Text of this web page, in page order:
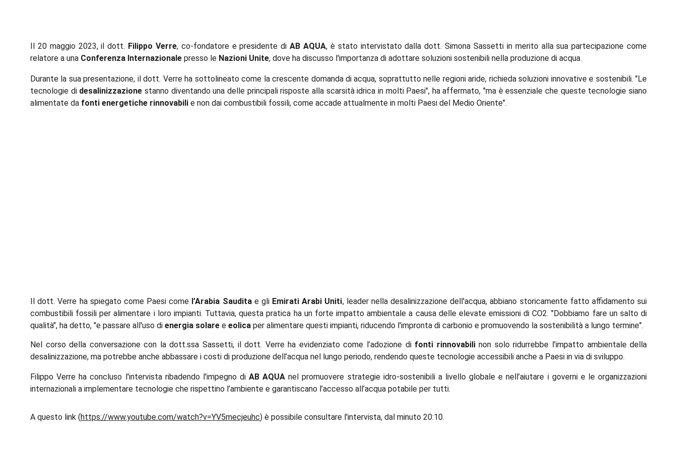
Il 20 maggio 2023, il dott. Filippo Verre, co-fondatore e presidente diAB AQUA, è stato intervistato dalla dott. Simona Sassetti in merito alla sua partecipazione come
relatore a una Conferenza Internazionale presso le Nazioni Unite, dove ha discusso l'importanza di adottare soluzioni sostenibili nella produzione di acqua.
Durante la sua presentazione, il dott. Verre ha sottolineato come la crescente domanda di acqua, soprattutto nelle regioni aride, richieda soluzioni innovative e sostenibili. "Le
tecnologie di desalinizzazione stanno diventando una delle principali risposte alla scarsità idrica in molti Paesi", ha affermato, "ma è essenziale che queste tecnologie siano
alimentate da fonti energetiche rinnovabili e non dai combustibili fossili, come accade attualmente in molti Paesi del Medio Oriente".
Il dott. Verre ha spiegato come Paesi come l’Arabia Sauditae gli Emirati Arabi Uniti, leader nella desalinizzazione dell'acqua, abbiano storicamente fatto affidamento sui
combustibili fossili per alimentare i loro impianti. Tuttavia, questa pratica ha un forte impatto ambientale a causa delle elevate emissioni di CO2. "Dobbiamo fare un salto di
qualità", ha detto, "e passare all'uso di energia solare e eolica per alimentare questi impianti, riducendo l'impronta di carbonio e promuovendo la sostenibilità a lungo termine".
Nel corso della conversazione con la dott.ssa Sassetti, il dott. Verre ha evidenziato come l’adozione di fonti rinnovabilinon solo ridurrebbe l’impatto ambientale della
desalinizzazione, ma potrebbe anche abbassare i costi di produzione dell’acqua nel lungo periodo, rendendo queste tecnologie accessibili anche a Paesi in via di sviluppo.
Filippo Verre ha concluso l'intervista ribadendo l'impegno diAB AQUA nel promuovere strategie idro-sostenibili a livello globale e nell’aiutare i governi e le organizzazioni
internazionali a implementare tecnologie che rispettino l’ambiente e garantiscano l’accesso all’acqua potabile per tutti.
A questo link (https://www.youtube.com/watch?v=YV5mecjeuhc) è possibile consultare l'intervista, dal minuto 20:10.